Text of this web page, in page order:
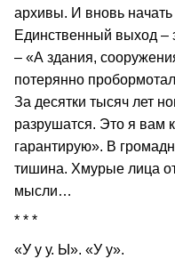
архивы. И вновь
Единственный выход –
– «А здания,
потерянно
За десятки тысяч лет
разрушатся. Это я вам
гарантирую». В
тишина. Хмурые лица
мысли…
* * *
«У у у. Ы». «У у».